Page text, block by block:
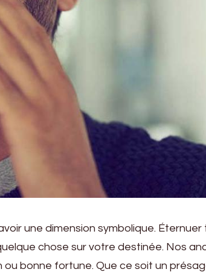
une dimension symbolique.
chose sur votre destinée. Nos
bonne fortune. Que ce soit un